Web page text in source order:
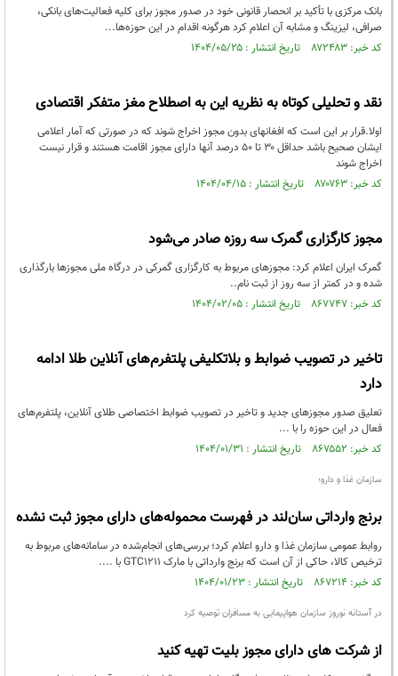
بانک مرکزی با تأکید بر انحصار قانونی خود در صدور مجوز برای کلیه فعالیت‌های بانکی،
صرافی، لیزینگ و مشابه آن اعلام کرد هرگونه اقدام در این حوزه‌ها...
کد خبر: ۸۷۲۴۸۳ تاریخ انتشار : ۱۴۰۴/۰۵/۲۵
نقد و تحلیلی کوتاه به نظریه این به اصطلاح مغز متفکر اقتصادی
اولا.قرار بر این است که افغانهای بدون مجوز اخراج شوند که در صورتی که آمار اعلامی
ایشان صحیح باشد حداقل ۳۰ تا ۵۰ درصد آنها دارای مجوز اقامت هستند و قرار نیست
اخراج شوند
کد خبر: ۸۷۰۷۶۳ تاریخ انتشار : ۱۴۰۴/۰۴/۱۵
مجوز کارگزاری گمرک سه روزه صادر می‌شود
گمرک ایران اعلام کرد: مجوزهای مربوط به کارگزاری گمرکی در درگاه ملی مجوزها بارگذاری
شده و در کمتر از سه روز از ثبت نام..
کد خبر: ۸۶۷۷۴۷ تاریخ انتشار : ۱۴۰۴/۰۲/۰۵
تاخیر در تصویب ضوابط و بلاتکلیفی پلتفرم‌های آنلاین طلا ادامه
دارد
تعلیق صدور مجوزهای جدید و تاخیر در تصویب ضوابط اختصاصی طلای آنلاین، پلتفرم‌های
فعال در این حوزه را با ...
کد خبر: ۸۶۷۵۵۲ تاریخ انتشار : ۱۴۰۴/۰۱/۳۱
سازمان غذا و دارو؛
برنج وارداتی سان‌لند در فهرست محموله‌های دارای مجوز ثبت نشده
روابط عمومی سازمان غذا و دارو اعلام کرد؛ بررسی‌های انجام‌شده در سامانه‌های مربوط به
ترخیص کالا، حاکی از آن است که برنج وارداتی با مارک GTC۱۲۱۱ با ....
کد خبر: ۸۶۷۲۱۴ تاریخ انتشار : ۱۴۰۴/۰۱/۲۳
در آستانه نوروز سازمان هواپیمایی به مسافران توصیه کرد
از شرکت های دارای مجوز بلیت تهیه کنید